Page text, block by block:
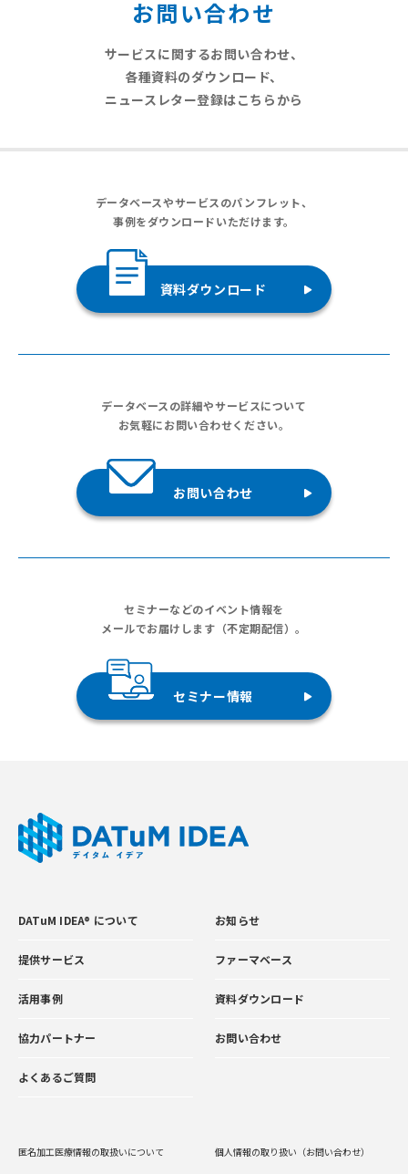
お問い合わせ
サービスに関するお問い合わせ、
各種資料のダウンロード、
ニュースレター登録はこちらから
データベースやサービスのパンフレット、
事例をダウンロードいただけます。
資料ダウンロード
データベースの詳細やサービスについて
お気軽にお問い合わせください。
お問い合わせ
セミナーなどのイベント情報を
メールでお届けします（不定期配信）。
セミナー情報
DATuM IDEA® について お知らせ
提供サービス ファーマベース
活用事例 資料ダウンロード
協力パートナー お問い合わせ
よくあるご質問
匿名加工医療情報の取扱いについて 個人情報の取り扱い（お問い合わせ）